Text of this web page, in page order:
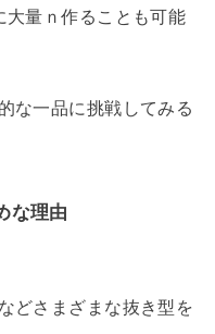
大量ｎ作ることも可能
な一品に挑戦してみる
な理由
どさまざまな抜き型を